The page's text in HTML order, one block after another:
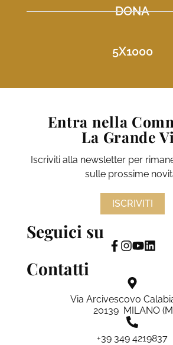
DONA
5X1000
Contatti
Via Arcivescovo
20139 MILANO
+39 349 4219837
Seguici su
Entra nella
La Grande
Iscriviti alla newsletter per
sulle prossime
ISCRIVITI